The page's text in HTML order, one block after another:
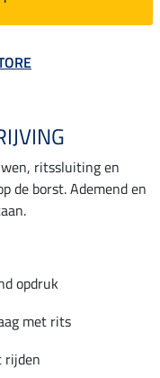
ritssluiting en
de borst. Ademend en
opdruk
met rits
rijden